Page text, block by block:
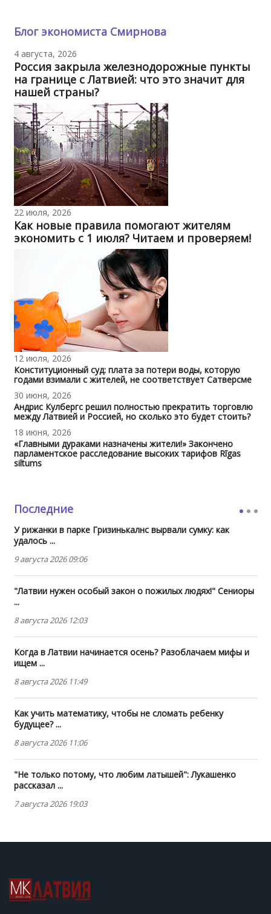
Блог экономиста Смирнова
4 августа, 2026
Россия закрыла железнодорожные пункты
на границе с Латвией: что это значит для
нашей страны?
22 июля, 2026
Как новые правила помогают жителям
экономить с 1 июля? Читаем и проверяем!
12 июля, 2026
Конституционный суд: плата за потери воды, которую
годами взимали с жителей, не соответствует Сатверсме
30 июня, 2026
Андрис Кулбергс решил полностью прекратить торговлю
между Латвией и Россией, но сколько это будет стоить?
18 июня, 2026
«Главными дураками назначены жители!» Закончено
парламентское расследование высоких тарифов Rīgas
siltums
Последние
У рижанки в парке Гризинькалнс вырвали сумку: как
удалось ...
9 августа 2026 09:06
"Латвии нужен особый закон о пожилых людях!" Сениоры
...
8 августа 2026 12:03
Когда в Латвии начинается осень? Разоблачаем мифы и
ищем ...
8 августа 2026 11:49
Как учить математику, чтобы не сломать ребенку
будущее? ...
8 августа 2026 11:06
"Не только потому, что любим латышей": Лукашенко
рассказал ...
7 августа 2026 19:03